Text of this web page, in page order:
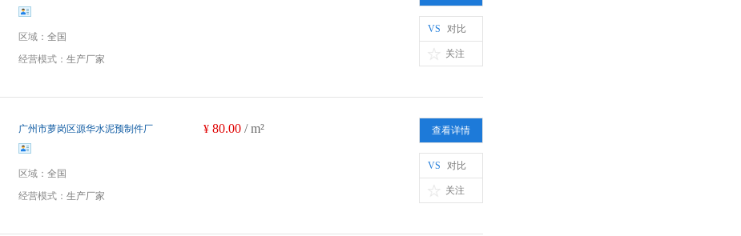
区域： 全国
经营模式： 生产厂家
VS 对比
关注
广州市萝岗区源华水泥预制件厂
区域： 全国
经营模式： 生产厂家
¥ 80.00 / m² 查看详情
VS 对比
关注